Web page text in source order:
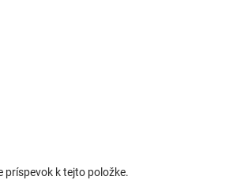
príspevok k tejto položke.